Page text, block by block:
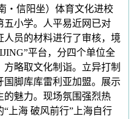
・信阳坐）体育文化进校
五小学。人平易近网已对
人员的材料进行了审核，境
平台，分四个单位全
略取文化制诣。立异打制
脚库库雷利亚加盟。展示
的魅力。现场氛围强烈热
上海 破风前行”上海自行